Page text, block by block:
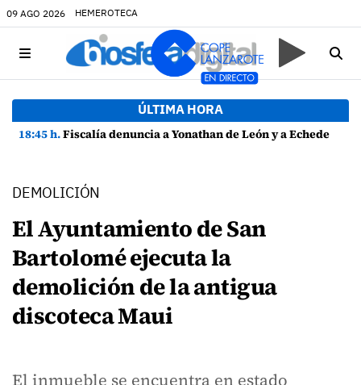
09 AGO 2026 HEMEROTECA
ÚLTIMA HORA
18:45 h.Fiscalía denuncia a Yonathan de León y a Echedey Eugenio por presuntas anomalías en contratos festivos
DEMOLICIÓN
El Ayuntamiento de San
Bartolomé ejecuta la
demolición de la antigua
discoteca Maui
El inmueble se encuentra en estado